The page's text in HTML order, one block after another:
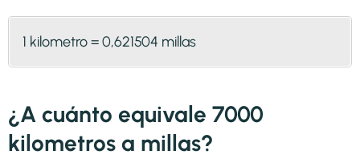
1 kilometro = 0,621504 millas
¿A cuánto equivale 7000
kilometros a millas?